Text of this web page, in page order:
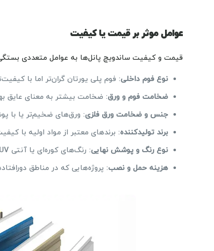
عوامل موثر بر قیمت یا کیفیت
قیمت و کیفیت ساندویچ پانل‌ها به عوامل متعددی
نوع فوم داخلی: فوم پلی یورتان گران‌تر اما با
ضخامت فوم و ورق: ضخامت بیشتر به معنای عایق
جنس و ضخامت ورق فلزی: ورق‌های ضخیم‌تر یا با
برند تولیدکننده: برندهای معتبر از مواد اولیه با
نوع رنگ و پوشش نهایی: رنگ‌های کوره‌ای یا آنتی UV هزینه بیشتری دارند اما دوام بالاتری نیز دارند.
هزینه حمل و نصب: پروژه‌هایی که در مناطق